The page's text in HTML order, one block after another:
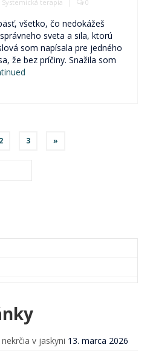
Systemická terapia 0
všetko, čo nedokážeš
sveta a sila, ktorú
som napísala pre jedného
že bez príčiny. Snažila som
2 3 »
v jaskyni 13. marca 2026